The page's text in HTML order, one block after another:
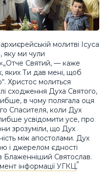
молитві Ісуса
яку ми чули
«„Отче Святий, — каже
яких Ти дав мені, щоб
Христос молиться
сходження Духа Святого,
в чому полягала оця
Спасителя, коли Дух
усвідомити усе, про
зрозуміли, що Дух
між апостолами. Дух
і джерелом єдності
Блаженніший Святослав.
інформації УГКЦ.